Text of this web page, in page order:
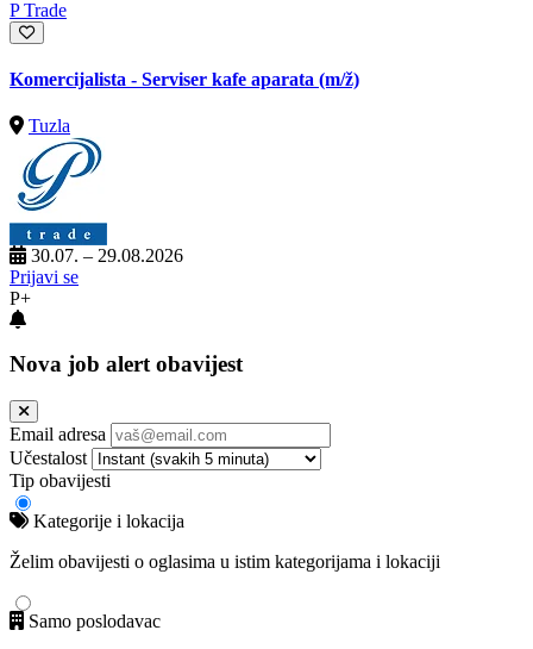
P Trade
Komercijalista - Serviser kafe aparata (m/ž)
Tuzla
30.07. – 29.08.2026
Prijavi se
P+
Nova job alert obavijest
Email adresa
Učestalost
Tip obavijesti
Kategorije i lokacija
Želim obavijesti o oglasima u istim kategorijama i lokaciji
Samo poslodavac